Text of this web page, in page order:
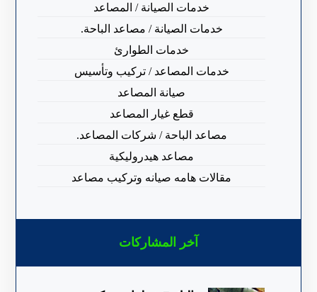
خدمات الصيانة / المصاعد
خدمات الصيانة / مصاعد الباحة.
خدمات الطوارئ
خدمات المصاعد / تركيب وتأسيس
صيانة المصاعد
قطع غيار المصاعد
مصاعد الباحة / شركات المصاعد.
مصاعد هيدروليكية
مقالات هامه صيانه وتركيب مصاعد
آخر المشاركات